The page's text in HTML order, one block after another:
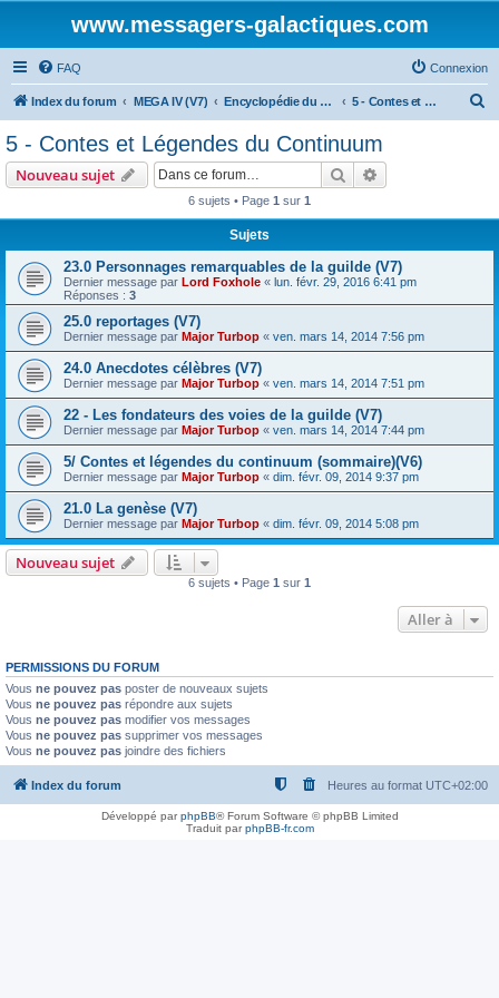
www.messagers-galactiques.com
FAQ Connexion
Index du forum MEGA IV (V7) Encyclopédie du Messager Galactique (V7) 5 - Contes et Légendes du Continuum
5 - Contes et Légendes du Continuum
Nouveau sujet Rechercher
6 sujets • Page 1 sur 1
Sujets
23.0 Personnages remarquables de la guilde (V7)
Dernier message par Lord Foxhole « lun. févr. 29, 2016 6:41 pm
Réponses : 3
25.0 reportages (V7)
Dernier message par Major Turbop « ven. mars 14, 2014 7:56 pm
24.0 Anecdotes célèbres (V7)
Dernier message par Major Turbop « ven. mars 14, 2014 7:51 pm
22 - Les fondateurs des voies de la guilde (V7)
Dernier message par Major Turbop « ven. mars 14, 2014 7:44 pm
5/ Contes et légendes du continuum (sommaire)(V6)
Dernier message par Major Turbop « dim. févr. 09, 2014 9:37 pm
21.0 La genèse (V7)
Dernier message par Major Turbop « dim. févr. 09, 2014 5:08 pm
Nouveau sujet
6 sujets • Page 1 sur 1
Aller à
PERMISSIONS DU FORUM
Vous ne pouvez pas poster de nouveaux sujets
Vous ne pouvez pas répondre aux sujets
Vous ne pouvez pas modifier vos messages
Vous ne pouvez pas supprimer vos messages
Vous ne pouvez pas joindre des fichiers
Index du forum Heures au format UTC+02:00
Développé parphpBB® Forum Software © phpBB Limited
Traduit parphpBB-fr.com